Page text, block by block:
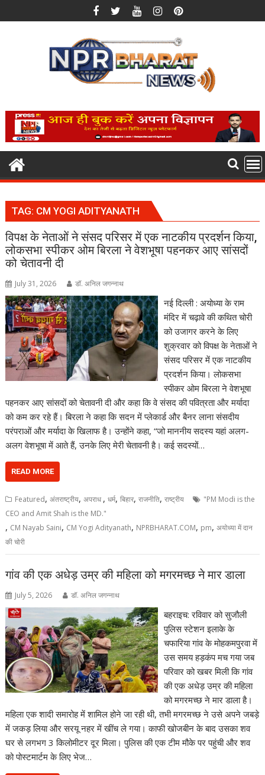
to
TAG: CM YOGI ADITYANATH
विपक्ष के नेताओं ने संसद परिसर में एक नाटकीय प्रदर्शन किया,
लोकसभा स्पीकर ओम बिरला ने वेशभूषा पहनकर आए सांसदों
को चेतावनी दी
July 31, 2026 डॉ. अनिल जगन्नाथ
नई दिल्ली : अयोध्या के राम
मंदिर में चढ़ावे की कथित चोरी
को उजागर करने के लिए
शुक्रवार को विपक्ष के नेताओं ने
संसद परिसर में एक नाटकीय
प्रदर्शन किया। लोकसभा
स्पीकर ओम बिरला ने वेशभूषा
पहनकर आए सांसदों को चेतावनी दी और कहा कि वे संसद की पवित्रता और मर्यादा
को कम कर रहे हैं। बिरला ने कहा कि सदन में प्लेकार्ड और बैनर लाना संसदीय
परंपराओं और मर्यादा के खिलाफ है। उन्होंने कहा, “जो माननीय सदस्य यहां अलग-
अलग वेशभूषा में आते हैं, उनके लिए मेरी चेतावनी है। कई सदस्यों…
READ MORE
Featured,अंतराष्ट्रीय,अपराध ,धर्म,बिहार,राजनीति,राष्ट्रीय
"PM Modi is the
CEO and Amit Shah is the MD."
, CM Nayab Saini, CM Yogi Adityanath, NPRBHARAT.COM, pm,अयोध्या में दान
की चोरी
गांव की एक अधेड़ उम्र की महिला को मगरमच्छ ने मार डाला
July 5, 2026 डॉ. अनिल जगन्नाथ
बहराइच: रविवार को सुजौली
पुलिस स्टेशन इलाके के
चफारिया गांव के मोहकमपुरवा में
उस समय हड़कंप मच गया जब
परिवार को खबर मिली कि गांव
की एक अधेड़ उम्र की महिला
को मगरमच्छ ने मार डाला है।
महिला एक शादी समारोह में शामिल होने जा रही थी, तभी मगरमच्छ ने उसे अपने जबड़े
में जकड़ लिया और सरयू नहर में खींच ले गया। काफी खोजबीन के बाद उसका शव
घर से लगभग 3 किलोमीटर दूर मिला। पुलिस की एक टीम मौके पर पहुंची और शव
को पोस्टमार्टम के लिए भेज…